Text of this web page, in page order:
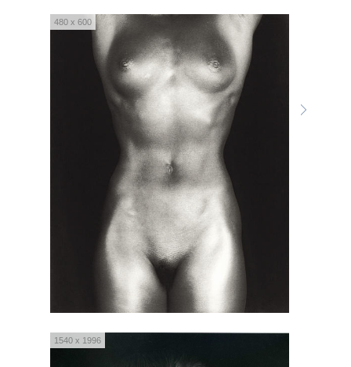
480 x 600
1540 x 1996